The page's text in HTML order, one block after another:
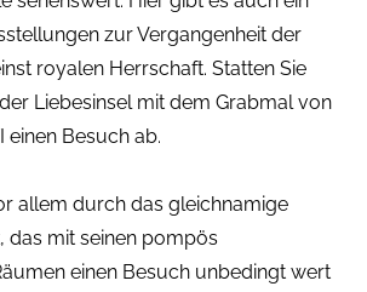
zur Vergangenheit der
royalen Herrschaft. Statten Sie
Liebesinsel mit dem Grabmal von
einen Besuch ab.
allem durch das gleichnamige
das mit seinen pompös
einen Besuch unbedingt wert